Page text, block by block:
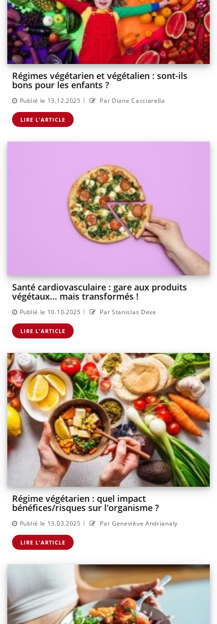
Régimes végétarien et végétalien : sont-ils
bons pour les enfants ?
Publié le 13.12.2025 | Par Diane Cacciarella
LIRE L'ARTICLE
Santé cardiovasculaire : gare aux produits
végétaux... mais transformés !
Publié le 10.10.2025 | Par Stanislas Deve
LIRE L'ARTICLE
Régime végétarien : quel impact
bénéfices/risques sur l'organisme ?
Publié le 13.03.2025 | Par Geneviève Andrianaly
LIRE L'ARTICLE